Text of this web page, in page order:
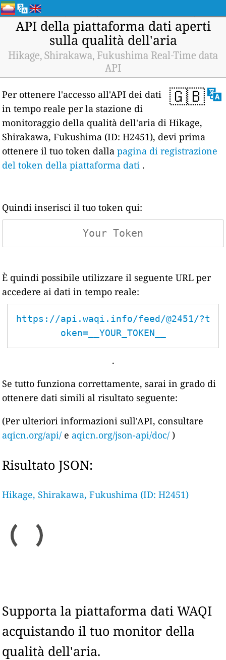
API della piattaforma dati aperti
sulla qualità dell'aria
Hikage, Shirakawa, Fukushima Real-Time data
API
🇬🇧
Per ottenere l'accesso all'API dei dati
in tempo reale per la stazione di
monitoraggio della qualità dell'aria di Hikage,
Shirakawa, Fukushima (ID: H2451), devi prima
ottenere il tuo token dallapagina di registrazione
del token della piattaforma dati .
Quindi inserisci il tuo token qui:
È quindi possibile utilizzare il seguente URL per
accedere ai dati in tempo reale:
https://api.waqi.info/feed/@2451/?t
oken=__YOUR_TOKEN__
.
Se tutto funziona correttamente, sarai in grado di
ottenere dati simili al risultato seguente:
(Per ulteriori informazioni sull'API, consultare
aqicn.org/api/ e aqicn.org/json-api/doc/ )
Risultato JSON:
Hikage, Shirakawa, Fukushima (ID: H2451)
Supporta la piattaforma dati WAQI
acquistando il tuo monitor della
qualità dell'aria.